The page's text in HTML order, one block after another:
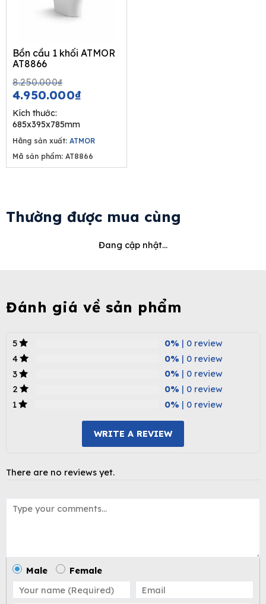
Bồn cầu 1 khối ATMOR
AT8866
8.250.000₫Original
price
8.250.000₫.
4.950.000₫price
Kích thước:
685x395x785mm
Hãng sản xuất: ATMOR
Mã sản phẩm: AT8866
Thường được mua cùng
Đang cập nhật...
Đánh giá về sản phẩm
5 0% | 0 review
4
0% | 0 review
3
0% | 0 review
2
0% | 0 review
1
0% | 0 review
WRITE A REVIEW
There are no reviews yet.
Male Female